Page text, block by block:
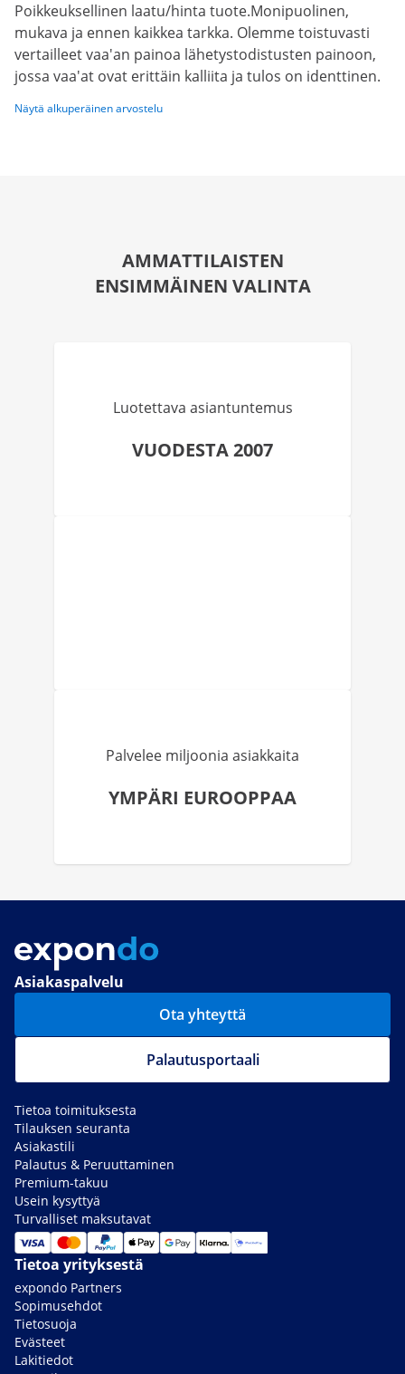
Poikkeuksellinen laatu/hinta tuote.Monipuolinen,
mukava ja ennen kaikkea tarkka. Olemme toistuvasti
vertailleet vaa'an painoa lähetystodistusten painoon,
jossa vaa'at ovat erittäin kalliita ja tulos on identtinen.
Näytä alkuperäinen arvostelu
AMMATTILAISTEN
ENSIMMÄINEN VALINTA
Luotettava asiantuntemus
VUODESTA 2007
Palvelee miljoonia asiakkaita
YMPÄRI EUROOPPAA
Asiakaspalvelu
Ota yhteyttä
Palautusportaali
Tietoa toimituksesta
Tilauksen seuranta
Asiakastili
Palautus & Peruuttaminen
Premium-takuu
Usein kysyttyä
Turvalliset maksutavat
Tietoa yrityksestä
expondo Partners
Sopimusehdot
Tietosuoja
Evästeet
Lakitiedot